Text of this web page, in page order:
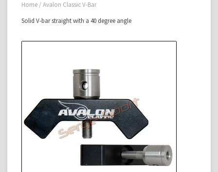
Home / Avalon Classic V-Bar
Solid V-bar straight with a 40 degree angle